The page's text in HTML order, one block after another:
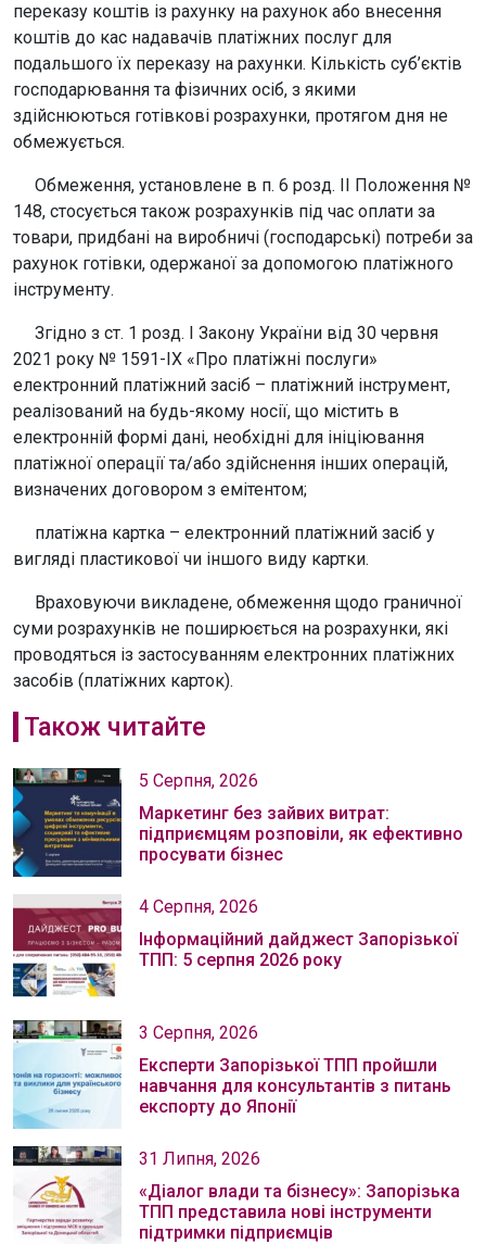
переказу коштів із рахунку на рахунок або внесення
коштів до кас надавачів платіжних послуг для
подальшого їх переказу на рахунки. Кількість суб’єктів
господарювання та фізичних осіб, з якими
здійснюються готівкові розрахунки, протягом дня не
обмежується.
Обмеження, установлене в п. 6 розд. II Положення №
148, стосується також розрахунків під час оплати за
товари, придбані на виробничі (господарські) потреби за
рахунок готівки, одержаної за допомогою платіжного
інструменту.
Згідно з ст. 1 розд. І Закону України від 30 червня
2021 року № 1591-IX «Про платіжні послуги»
електронний платіжний засіб – платіжний інструмент,
реалізований на будь-якому носії, що містить в
електронній формі дані, необхідні для ініціювання
платіжної операції та/або здійснення інших операцій,
визначених договором з емітентом;
платіжна картка – електронний платіжний засіб у
вигляді пластикової чи іншого виду картки.
Враховуючи викладене, обмеження щодо граничної
суми розрахунків не поширюється на розрахунки, які
проводяться із застосуванням електронних платіжних
засобів (платіжних карток).
Також читайте
5 Серпня, 2026
Маркетинг без зайвих витрат:
підприємцям розповіли, як ефективно
просувати бізнес
4 Серпня, 2026
Інформаційний дайджест Запорізької
ТПП: 5 серпня 2026 року
3 Серпня, 2026
Експерти Запорізької ТПП пройшли
навчання для консультантів з питань
експорту до Японії
31 Липня, 2026
«Діалог влади та бізнесу»: Запорізька
ТПП представила нові інструменти
підтримки підприємців